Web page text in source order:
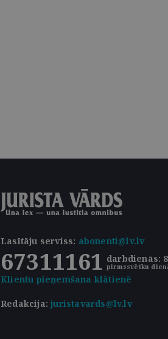
Lasītāju serviss: abonenti@lv.lv
67311161 darbdienās:
pirmssvētku
Klientu pieņemšana klātienē
Redakcija:juristavards@lv.lv